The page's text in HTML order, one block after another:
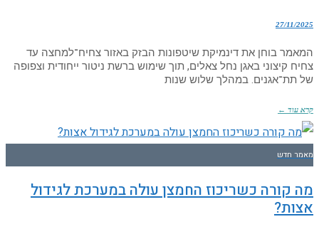
27/11/2025
המאמר בוחן את דינמיקת שיטפונות הבזק באזור צחיח־למחצה עד
צחיח קיצוני באגן נחל צאלים, תוך שימוש ברשת ניטור ייחודית וצפופה
של תת־אגנים. במהלך שלוש שנות
קרא עוד ←
מאמר חדש
מה קורה כשריכוז החמצן עולה במערכת לגידול
אצות?